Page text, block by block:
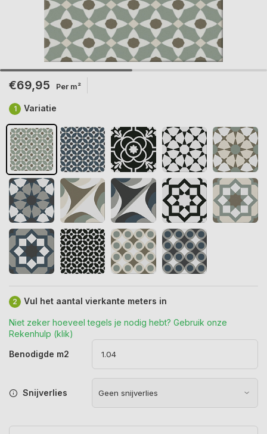
€69,95 Per m²
1 Variatie
2 Vul het aantal vierkante meters in
Niet zeker hoeveel tegels je nodig hebt? Gebruik onze
Rekenhulp (klik)
Benodigde m2
Snijverlies